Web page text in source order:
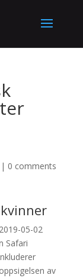
| 0 comments
05-02
Safari
av